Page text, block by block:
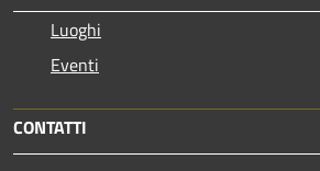
Luoghi
Eventi
CONTATTI